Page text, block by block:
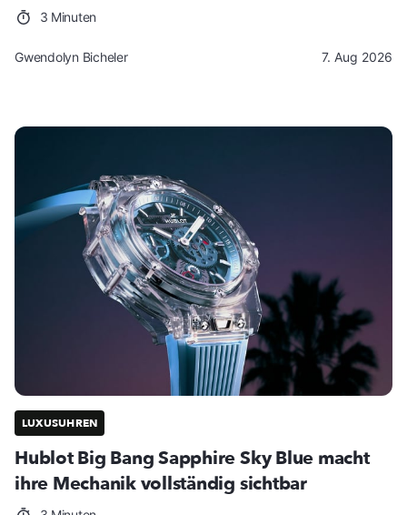
3 Minuten
Gwendolyn Bicheler 7. Aug 2026
LUXUSUHREN
Hublot Big Bang Sapphire Sky Blue macht
ihre Mechanik vollständig sichtbar